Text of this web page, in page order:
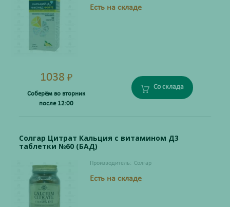
Есть на складе
1038 ₽
Соберём во вторник
после 12:00
Со склада
Солгар Цитрат Кальция с витамином Д3
таблетки №60 (БАД)
Производитель: Солгар
Есть на складе